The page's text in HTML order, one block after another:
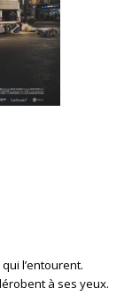
l’entourent.
à ses yeux.